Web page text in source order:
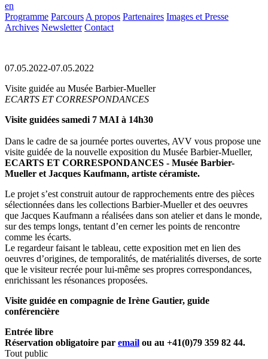
en
Programme Parcours A propos Partenaires Images et Presse
Archives Newsletter Contact
07.05.2022-07.05.2022
Visite guidée au Musée Barbier-Mueller
ECARTS ET CORRESPONDANCES
Visite guidées samedi 7 MAI à 14h30
Dans le cadre de sa journée portes ouvertes, AVV vous propose une
visite guidée de la nouvelle exposition du Musée Barbier-Mueller,
ECARTS ET CORRESPONDANCES - Musée Barbier-
Mueller et Jacques Kaufmann, artiste céramiste.
Le projet s’est construit autour de rapprochements entre des pièces
sélectionnées dans les collections Barbier-Mueller et des oeuvres
que Jacques Kaufmann a réalisées dans son atelier et dans le monde,
sur des temps longs, tentant d’en cerner les points de rencontre
comme les écarts.
Le regardeur faisant le tableau, cette exposition met en lien des
oeuvres d’origines, de temporalités, de matérialités diverses, de sorte
que le visiteur recrée pour lui-même ses propres correspondances,
enrichissant les résonances proposées.
Visite guidée en compagnie de Irène Gautier, guide
conférencière
Entrée libre
Réservation obligatoire par email ou au +41(0)79 359 82 44.
Tout public